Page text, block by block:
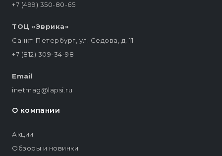
+7 (499) 350-80-65
ТОЦ «Эврика»
Санкт-Петербург, ул. Седова, д. 11
+7 (812) 309-34-98
Email
inetmag@lapsi.ru
О компании
Акции
Обзоры и новинки